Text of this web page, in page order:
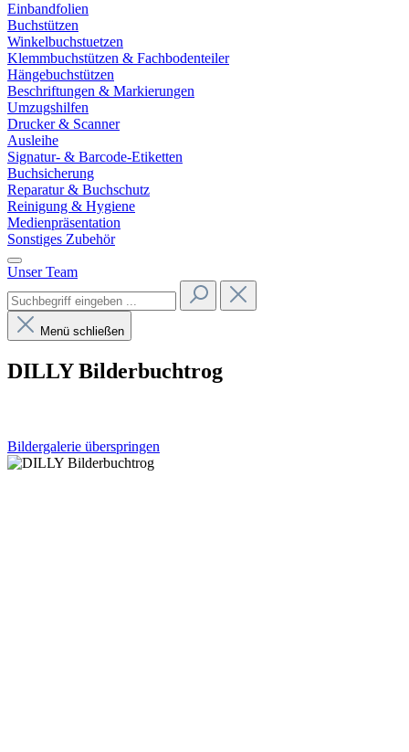
Einbandfolien
Buchstützen
Winkelbuchstuetzen
Klemmbuchstützen & Fachbodenteiler
Hängebuchstützen
Beschriftungen & Markierungen
Umzugshilfen
Drucker & Scanner
Ausleihe
Signatur- & Barcode-Etiketten
Buchsicherung
Reparatur & Buchschutz
Reinigung & Hygiene
Medienpräsentation
Sonstiges Zubehör
Unser Team
Menü schließen
DILLY Bilderbuchtrog
Bildergalerie überspringen